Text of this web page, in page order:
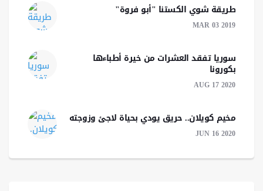
طريقة شوي الكستنا "أبو فروة"
MAR 03 2019
سوريا تفقد العشرات من خيرة أطباءها
بكورونا
AUG 17 2020
مخيم كويلان.. حريق يودي بحياة لاجئ وزوجته
JUN 16 2020